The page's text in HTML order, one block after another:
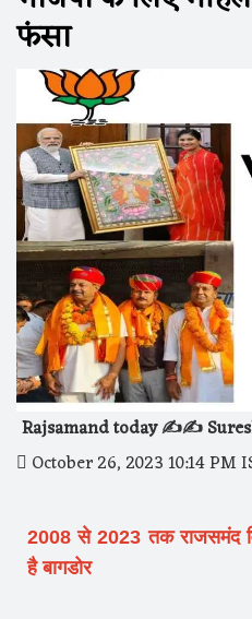
फंसा
Rajsamand today ✍️✍️
October 26, 2023 10:14 PM
2008 से 2023 तक राजसमंद
है बागडोर